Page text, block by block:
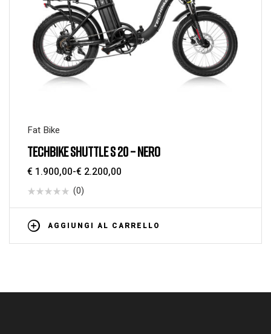
Fat Bike
TECHBIKE SHUTTLE S 20 – NERO
€ 1.900,00-€ 2.200,00
(0)
AGGIUNGI AL CARRELLO